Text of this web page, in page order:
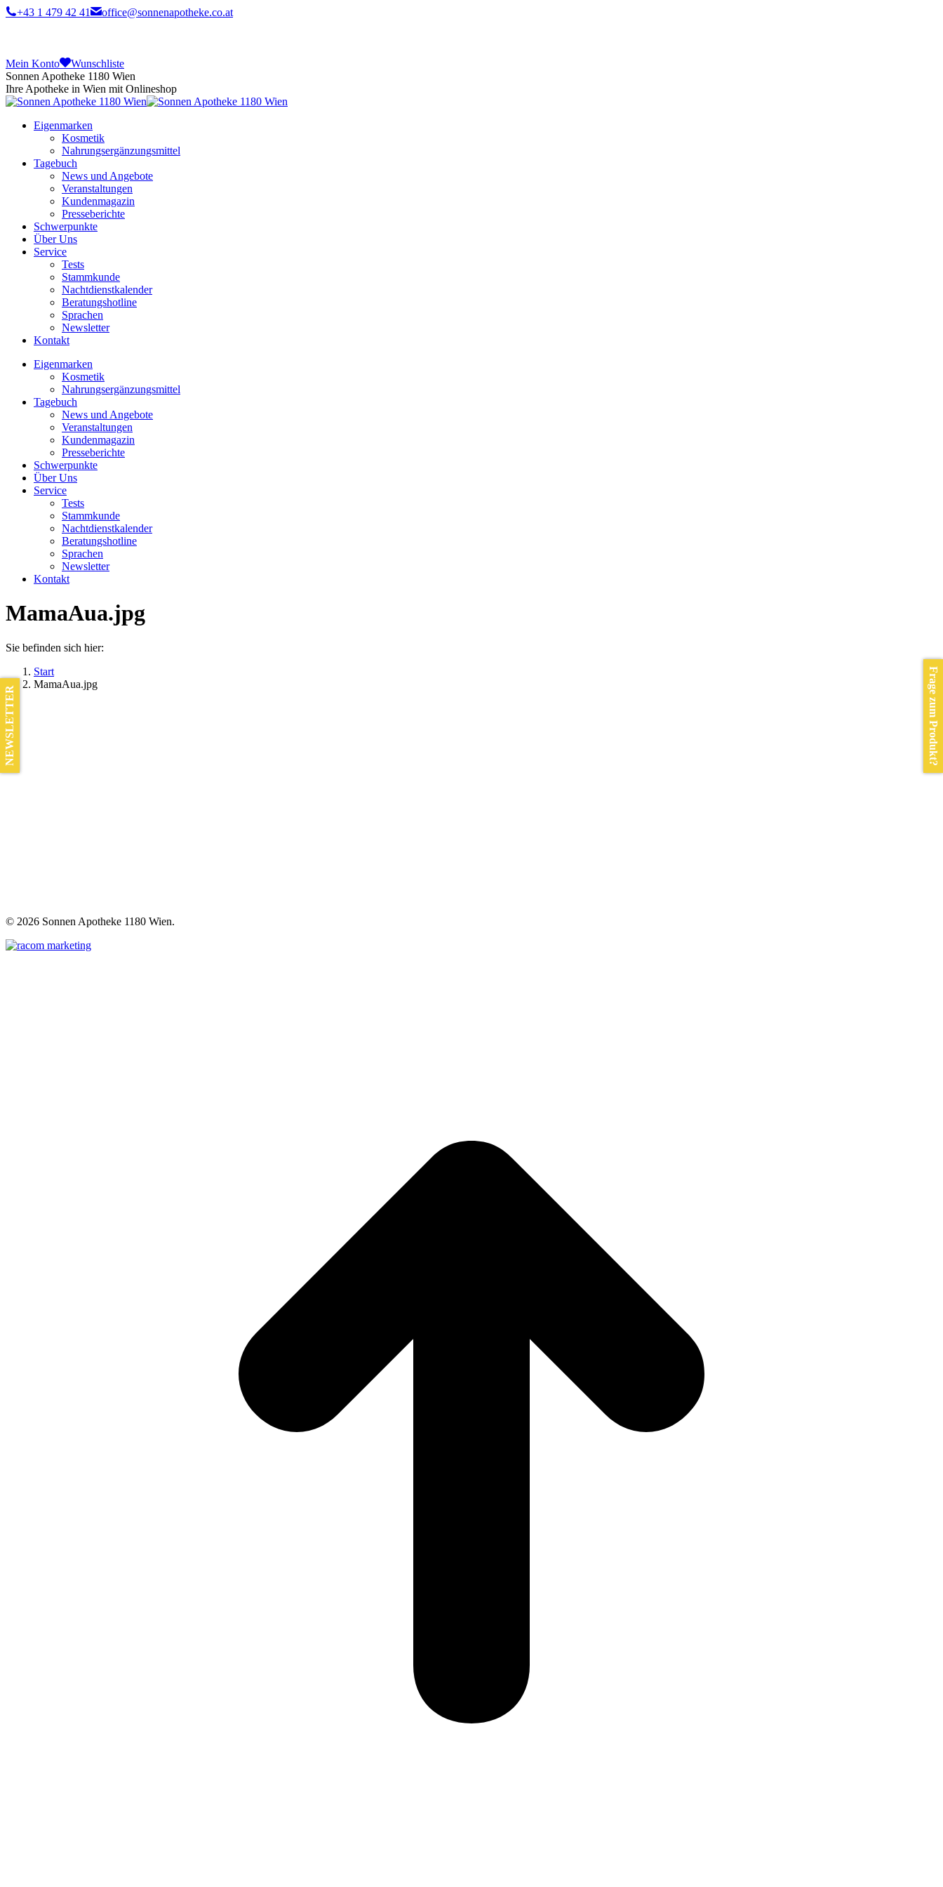
+43 1 479 42 41 office@sonnenapotheke.co.at
Mein Konto
Wunschliste
Sonnen Apotheke 1180 Wien
Ihre Apotheke in Wien mit Onlineshop
Eigenmarken
Kosmetik
Nahrungsergänzungsmittel
Tagebuch
News und Angebote
Veranstaltungen
Kundenmagazin
Presseberichte
Schwerpunkte
Über Uns
Service
Tests
Stammkunde
Nachtdienstkalender
Beratungshotline
Sprachen
Newsletter
Kontakt
Eigenmarken
Kosmetik
Nahrungsergänzungsmittel
Tagebuch
News und Angebote
Veranstaltungen
Kundenmagazin
Presseberichte
Schwerpunkte
Über Uns
Service
Tests
Stammkunde
Nachtdienstkalender
Beratungshotline
Sprachen
Newsletter
Kontakt
MamaAua.jpg
Sie befinden sich hier:
Start
MamaAua.jpg
© 2026 Sonnen Apotheke 1180 Wien.
Frage zum Produkt?
NEWSLETTER